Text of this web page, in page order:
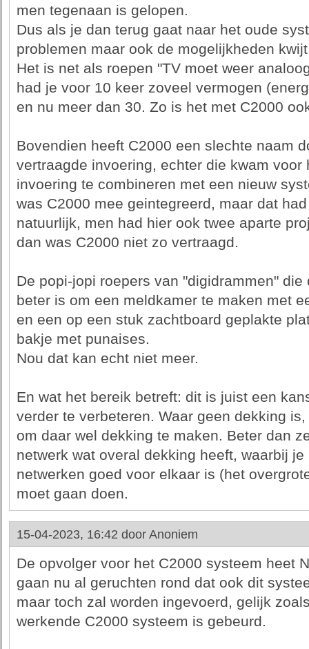
men tegenaan is gelopen.
Dus als je dan terug gaat naar het oude
problemen maar ook de mogelijkheden
Het is net als roepen "TV moet weer
had je voor 10 keer zoveel vermogen
en nu meer dan 30. Zo is het met C2000
Bovendien heeft C2000 een slechte naam
vertraagde invoering, echter die kwam voor
invoering te combineren met een nieuw
was C2000 mee geintegreerd, maar dat
natuurlijk, men had hier ook twee aparte
dan was C2000 niet zo vertraagd.
De popi-jopi roepers van "digidrammen"
beter is om een meldkamer te maken met
en een op een stuk zachtboard geplakte
bakje met punaises.
Nou dat kan echt niet meer.
En wat het bereik betreft: dit is juist een
verder te verbeteren. Waar geen dekking
om daar wel dekking te maken. Beter dan
netwerk wat overal dekking heeft, waarbij
netwerken goed voor elkaar is (het
moet gaan doen.
15-04-2023, 16:42 door Anoniem
De opvolger voor het C2000 systeem heet
gaan nu al geruchten rond dat ook dit
maar toch zal worden ingevoerd, gelijk
werkende C2000 systeem is gebeurd.